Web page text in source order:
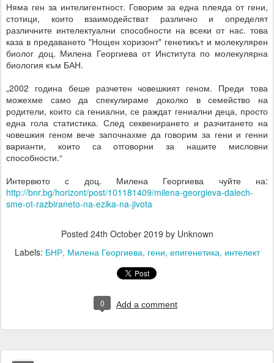
Няма ген за интелигентност. Говорим за една плеяда от гени,
стотици, които взаимодействат различно и определят
различните интелектуални способности на всеки от нас. това
каза в предаването "Нощен хоризонт" генетикът и молекулярен
биолог доц. Милена Георгиева от Института по молекулярна
биология към БАН.
„2002 година беше разчетен човешкият геном. Преди това
можехме само да спекулираме доколко в семейство на
родители, които са гениални, се раждат гениални деца, просто
една гола статистика. След секвенирането и разчитането на
човешкия геном вече започнахме да говорим за гени и генни
варианти, които са отговорни за нашите мисловни
способности.“
Интервюто с доц. Милена Георгиева чуйте на:
http://bnr.bg/horizont/post/101181409/milena-georgieva-dalech-
sme-ot-razbiraneto-na-ezika-na-jivota
Posted 24th October 2019 by Unknown
Labels: БНР Милена Георгиева гени епигенетика интелект
0 Add a comment